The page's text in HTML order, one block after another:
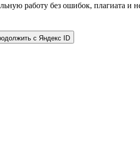
работу без ошибок, плагиата и
с Яндекс ID